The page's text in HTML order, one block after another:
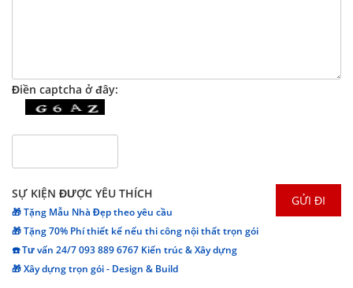
Điền captcha ở đây:
SỰ KIỆN ĐƯỢC YÊU THÍCH
🎁 Tặng Mẫu Nhà Đẹp theo yêu cầu
🎁 Tặng 70% Phí thiết kế nếu thi công nội thất trọn gói
☎️ Tư vấn 24/7 093 889 6767 Kiến trúc & Xây dựng
🎁 Xây dựng trọn gói - Design & Build